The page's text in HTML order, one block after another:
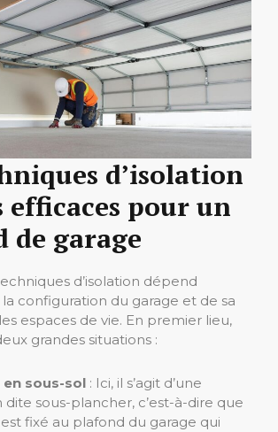
d’isolation
efficaces pour un
de garage
d’isolation dépend
configuration du garage et de sa
espaces de vie. En premier lieu,
grandes situations :
en sous-sol : Ici, il s’agit d’une
dite sous-plancher, c’est-à-dire que
est fixé au plafond du garage qui